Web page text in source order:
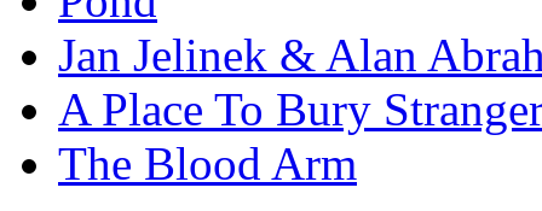
Jan Jelinek & Alan
A Place To Bury
The Blood Arm